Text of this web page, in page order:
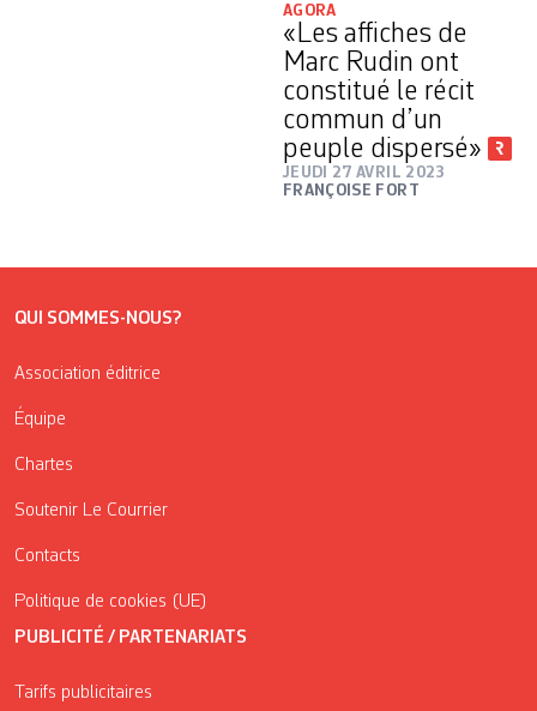
AGORA
«Les affiches de
Marc Rudin ont
constitué le récit
commun d’un
peuple dispersé»
JEUDI 27 AVRIL 2023
FRANÇOISE FORT
QUI SOMMES-NOUS?
Association éditrice
Équipe
Chartes
Soutenir Le Courrier
Contacts
Politique de cookies (UE)
PUBLICITÉ / PARTENARIATS
Tarifs publicitaires